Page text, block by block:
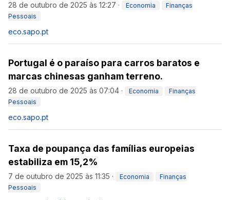
28 de outubro de 2025 às 12:27 · Economia
Finanças
Pessoais
eco.sapo.pt
Portugal é o paraíso para carros baratos e
marcas chinesas ganham terreno.
28 de outubro de 2025 às 07:04 · Economia
Finanças
Pessoais
eco.sapo.pt
Taxa de poupança das famílias europeias
estabiliza em 15,2%
7 de outubro de 2025 às 11:35 · Economia
Finanças
Pessoais